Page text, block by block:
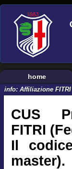
home
info: Affiliazione FITRI
CUS
FITRI
Il
master).